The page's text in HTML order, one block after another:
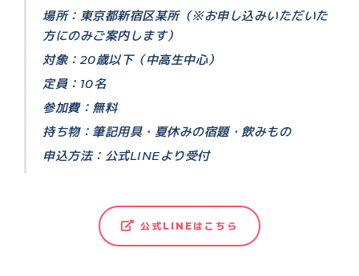
場所：東京都新宿区某所（※お申し込みいただいた
方にのみご案内します）
対象：20歳以下（中高生中心）
定員：10名
参加費：無料
持ち物：筆記用具・夏休みの宿題・飲みもの
申込方法：公式LINEより受付
公式LINEはこちら